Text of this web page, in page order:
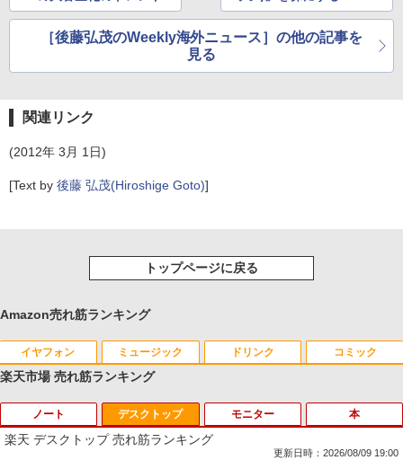
［後藤弘茂のWeekly海外ニュース］の他の記事を
見る
関連リンク
(2012年 3月 1日)
[Text by 後藤 弘茂(Hiroshige Goto)]
トップページに戻る
Amazon売れ筋ランキング
イヤフォン
Anker Soundcore P40i オフホワイト
￥7,990
ミュージック
BRUCE WAYNE feat. Flo Milli, ATL Jacob
[Explicit]
ドリンク
【Amazon.co.jp限定】 い・ろ・は・す 2L P
ET ラベルレス ×8本
コミック
薬屋のひとりごと 17巻 (デジタル版ビッグガ
ンガンコミックス)
楽天市場 売れ筋ランキング
ノート デスクトップ
楽天 デスクトップ 売れ筋ランキング
更新日時：2026/08/09 19:00
モニター 本